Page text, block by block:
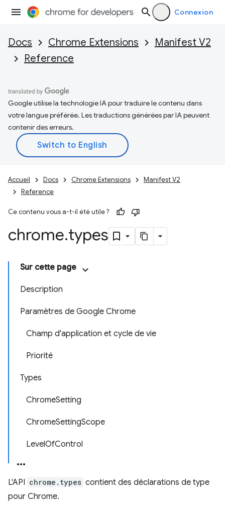
Connexion
Docs Chrome Extensions
Manifest V2
Reference
Google utilise la technologie IA pour traduire le contenu dans
votre langue préférée. Les traductions générées par IA peuvent
contenir des erreurs.
Accueil Docs Chrome Extensions
Manifest V2
Reference
Ce contenu vous a-t-il été utile ?
chrome.types
Sur cette page
Description
Paramètres de Google Chrome
Champ d'application et cycle de vie
Priorité
Types
ChromeSetting
ChromeSettingScope
LevelOfControl
L'API chrome.types contient des déclarations de type
pour Chrome.